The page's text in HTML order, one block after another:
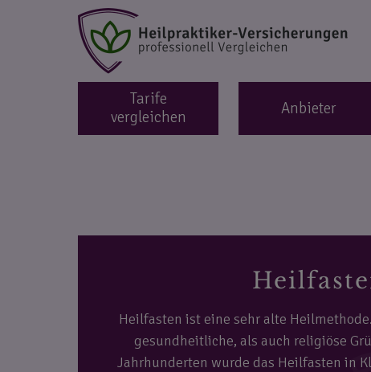
Tarife
vergleichen
Anbieter
Heilfasten ist eine sehr alte
gesundheitliche, als auch religiöse
Jahrhunderten wurde das Heilfasten in